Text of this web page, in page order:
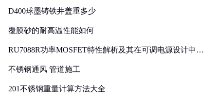
D400球墨铸铁井盖重多少
覆膜砂的耐高温性能如何
RU7088R功率MOSFET特性解析及其在可调电源设计中的
不锈钢通风 管道施工
201不锈钢重量计算方法大全